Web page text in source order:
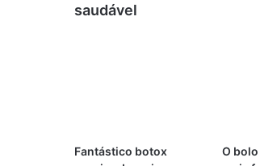
saudável
Fantástico botox
O